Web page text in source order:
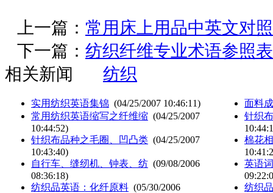
上一篇： 常用床上用品中英文对照
下一篇： 纺织纤维专业术语参照表
相关新闻
纺织
实用纺织英语集锦 (04/25/2007 10:46:11)
常用纺织英语缩写之纤维缩 (04/25/2007
10:44:52)
针织布品种之毛圈、凹凸类 (04/25/2007
10:43:40)
自行车、缝纫机、钟表、纺 (09/08/2006
08:36:18)
纺织品英语：化纤原料 (05/30/2006
面料
针织
棉花
英语
纺织